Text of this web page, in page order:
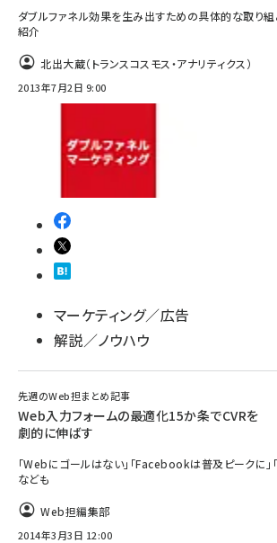
ダブルファネル効果を生み出すための具体的な取り組
紹介
北出大蔵（トランスコスモス・アナリティクス）
2013年7月2日 9:00
マーケティング／広告
解説／ノウハウ
先週のWeb担まとめ記事
Web入力フォームの最適化15か条でCVRを
劇的に伸ばす
「Webにゴールはない」「Facebookは普及ピークに」
なども
Web担編集部
2014年3月3日 12:00